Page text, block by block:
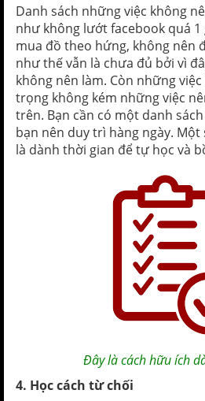
Danh sách những việc không
như không lướt facebook quá 1
mua đồ theo hứng, không nên
như thế vẫn là chưa đủ bởi vì
không nên làm. Còn những
trọng không kém những việc
trên. Bạn cần có một danh
bạn nên duy trì hàng ngày.
là dành thời gian để tự học và
Đây là cách hữu ích
4. Học cách từ chối